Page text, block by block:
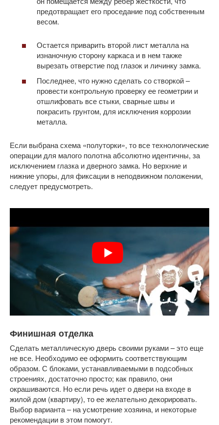
предотвращает его проседание под собственным
весом.
Остается приварить второй лист металла на
изнаночную сторону каркаса и в нем также
вырезать отверстие под глазок и личинку замка.
Последнее, что нужно сделать со створкой –
провести контрольную проверку ее геометрии и
отшлифовать все стыки, сварные швы и
покрасить грунтом, для исключения коррозии
металла.
Если выбрана схема «полуторки», то все технологические
операции для малого полотна абсолютно идентичны, за
исключением глазка и дверного замка. Но верхние и
нижние упоры, для фиксации в неподвижном положении,
следует предусмотреть.
Финишная отделка
Сделать металлическую дверь своими руками – это еще
не все. Необходимо ее оформить соответствующим
образом. С блоками, устанавливаемыми в подсобных
строениях, достаточно просто; как правило, они
окрашиваются. Но если речь идет о двери на входе в
жилой дом (квартиру), то ее желательно декорировать.
Выбор варианта – на усмотрение хозяина, и некоторые
рекомендации в этом помогут.